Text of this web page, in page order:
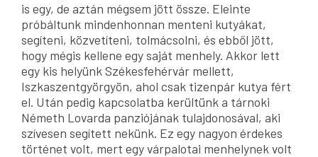
is egy, de aztán mégsem jött össze. Eleinte
próbáltunk mindenhonnan menteni kutyákat,
segíteni, közvetíteni, tolmácsolni, és ebből jött,
hogy mégis kellene egy saját menhely. Akkor lett
egy kis helyünk Székesfehérvár mellett,
Iszkaszentgyörgyön, ahol csak tizenpár kutya fért
el. Után pedig kapcsolatba kerültünk a tárnoki
Németh Lovarda panziójának tulajdonosával, aki
szívesen segített nekünk. Ez egy nagyon érdekes
történet volt, mert egy várpalotai menhelynek volt